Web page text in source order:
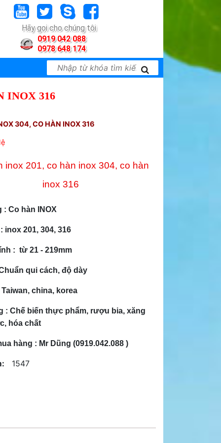
Hãy gọi cho chúng tôi
0919 042 088
0978 648 174
INOX 316
304, CO HÀN INOX 316
inox 201, co hàn inox 304, co hàn
inox 316
: Co hàn INOX
inox 201, 304, 316
: từ 21 - 219mm
qui cách, độ dày
Taiwan, china, korea
: Chế biến thực phẩm, rượu bia, xăng
hóa chất
hàng : Mr Dũng (0919.042.088 )
1547